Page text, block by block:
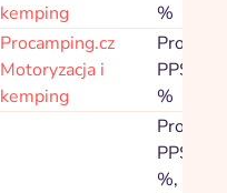
kemping
%
Procamping.cz
Motoryzacja i
kemping
Prowizja
PPS
%
Prowizja
PPS
%,